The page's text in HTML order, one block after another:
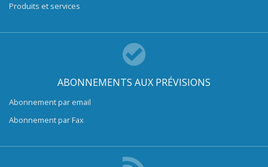
Produits et services
ABONNEMENTS AUX PRÉVISIONS
Abonnement par email
Abonnement par Fax